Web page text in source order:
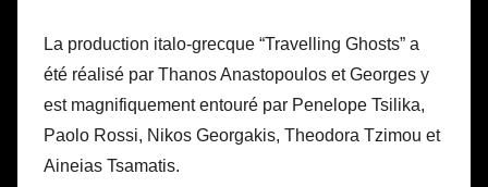
La production italo-grecque “Travelling Ghosts” a
été réalisé par Thanos Anastopoulos et Georges y
est magnifiquement entouré par Penelope Tsilika,
Paolo Rossi, Nikos Georgakis, Theodora Tzimou et
Aineias Tsamatis.